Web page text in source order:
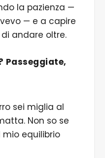
la pazienza —
— e a capire
andare oltre.
Passeggiate,
sei miglia al
Non so se
equilibrio